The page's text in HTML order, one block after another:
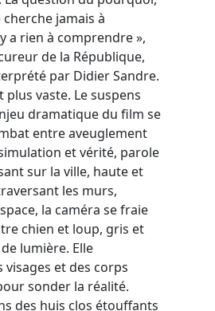
cherche jamais à
a rien à comprendre »,
de la République,
par Didier Sandre.
plus vaste. Le suspens
dramatique du film se
entre aveuglement
et vérité, parole
sur la ville, haute et
les murs,
la caméra se fraie
chien et loup, gris et
lumière. Elle
visages et des corps
sonder la réalité.
des huis clos étouffants